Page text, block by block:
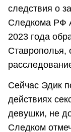
следствия о
Следкома РФ
2023 года
Ставрополья,
Сейчас Эдик
действиях
девушки, не
Следком